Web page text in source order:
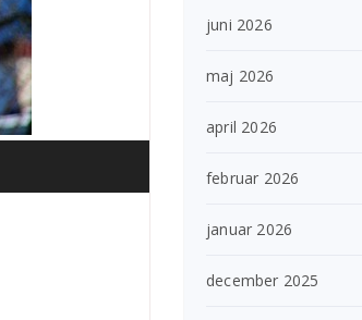
juni 2026
maj 2026
april 2026
februar 2026
januar 2026
december 2025